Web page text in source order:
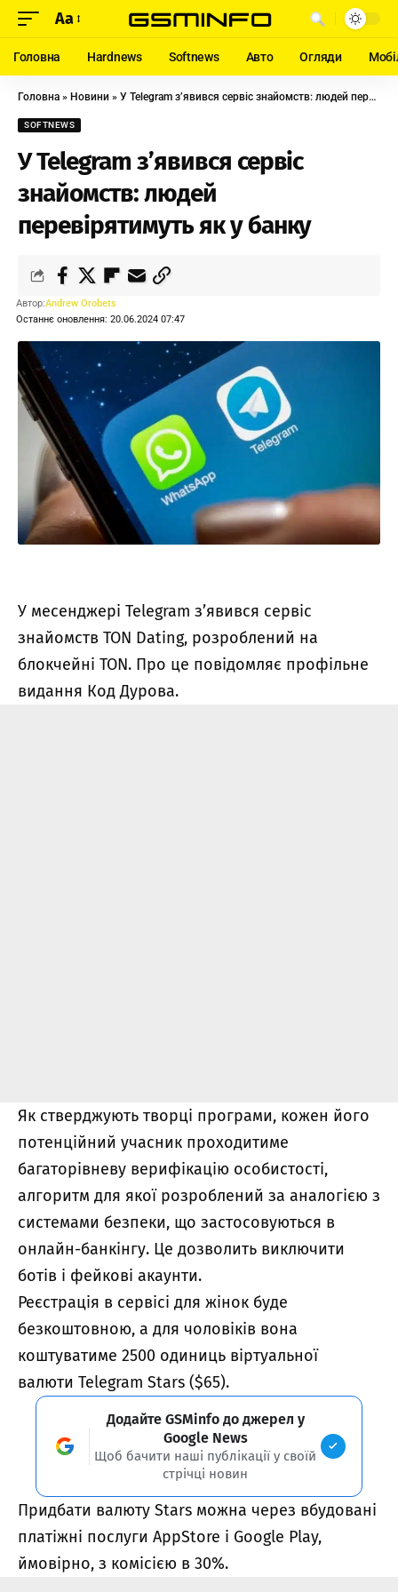
Aa
Головна Hardnews Softnews Авто Огляди
Головна » Новини » У Telegram з’явився сервіс знайомств: людей перевірятимуть як у банку
SOFTNEWS
У Telegram з’явився сервіс
знайомств: людей
перевірятимуть як у банку
Останнє оновлення: 20.06.2024 07:47
Автор:Andrew Orobets
У месенджері Telegram з’явився сервіс
знайомств TON Dating, розроблений на
блокчейні TON. Про це повідомляє профільне
видання Код Дурова.
Як стверджують творці програми, кожен його
потенційний учасник проходитиме
багаторівневу верифікацію особистості,
алгоритм для якої розроблений за аналогією з
системами безпеки, що застосовуються в
онлайн-банкінгу. Це дозволить виключити
ботів і фейкові акаунти.
Реєстрація в сервісі для жінок буде
безкоштовною, а для чоловіків вона
коштуватиме 2500 одиниць віртуальної
валюти Telegram Stars ($65).
Додайте GSMinfo до джерел у
Google News
Щоб бачити наші публікації у своїй
стрічці новин
Придбати валюту Stars можна через вбудовані
платіжні послуги AppStore і Google Play,
ймовірно, з комісією в 30%.